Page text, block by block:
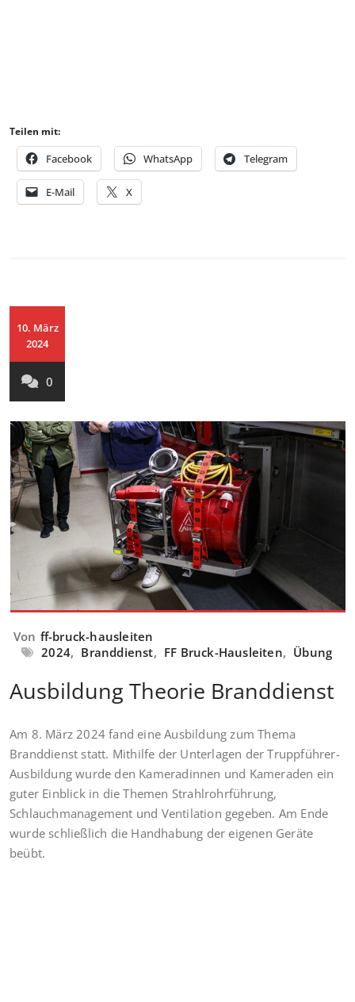
Teilen mit:
Facebook WhatsApp Telegram
E-Mail X
10. März
2024
0
Von ff-bruck-hausleiten
2024, Branddienst, FF Bruck-Hausleiten, Übung
Ausbildung Theorie Branddienst
Am 8. März 2024 fand eine Ausbildung zum Thema
Branddienst statt. Mithilfe der Unterlagen der Truppführer-
Ausbildung wurde den Kameradinnen und Kameraden ein
guter Einblick in die Themen Strahlrohrführung,
Schlauchmanagement und Ventilation gegeben. Am Ende
wurde schließlich die Handhabung der eigenen Geräte
beübt.